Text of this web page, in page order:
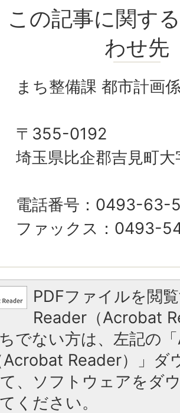
この記事に関す
わせ先
まち整備課 都市計画
〒355-0192
埼玉県比企郡吉見町
電話番号：0493-63-
ファックス：0493-
PDFファイルを閲
Reader（Acrobat
でない方は、左記の
Acrobat Reader）」ダ
、ソフトウェアをダ
ください。